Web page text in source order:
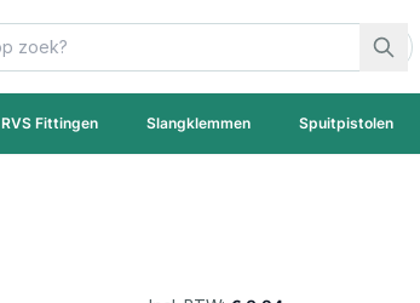
RVS Fittingen Slangklemmen Spuitpistolen